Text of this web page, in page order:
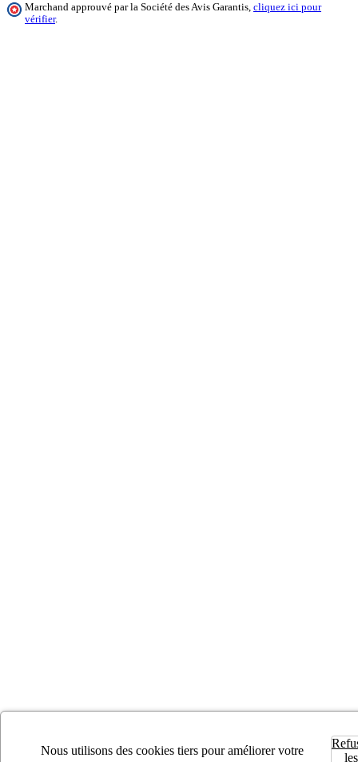
Marchand approuvé par la Société des Avis Garantis, cliquez ici pour
vérifier.
Nous utilisons des cookies tiers pour améliorer votre
les